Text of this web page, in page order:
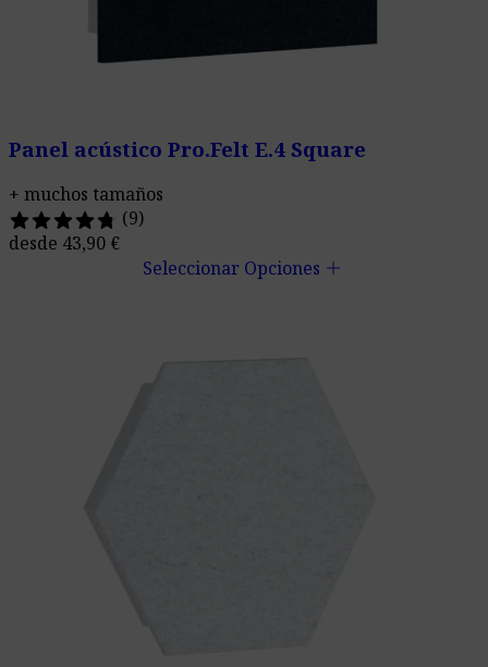
Panel acústico Pro.Felt E.4 Square
+ muchos tamaños
(9)
desde 43,90 €
Seleccionar Opciones add